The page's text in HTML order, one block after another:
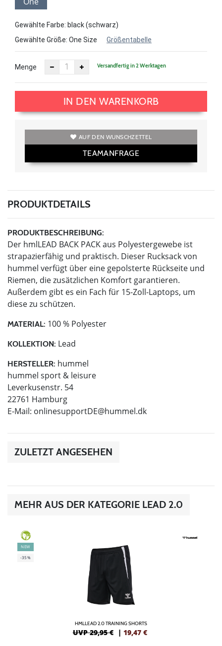
Gewählte Farbe: black (schwarz)
Gewählte Größe: One Size Größentabelle
Menge Versandfertig in 2 Werktagen
IN DEN WARENKORB
AUF DEN WUNSCHZETTEL
TEAMANFRAGE
PRODUKTDETAILS
PRODUKTBESCHREIBUNG:
Der hmlLEAD BACK PACK aus Polyestergewebe ist
strapazierfähig und praktisch. Dieser Rucksack von
hummel verfügt über eine gepolsterte Rückseite und
Riemen, die zusätzlichen Komfort garantieren.
Außerdem gibt es ein Fach für 15-Zoll-Laptops, um
diese zu schützen.
MATERIAL: 100 % Polyester
KOLLEKTION: Lead
HERSTELLER: hummel
hummel sport & leisure
Leverkusenstr. 54
22761 Hamburg
E-Mail: onlinesupportDE@hummel.dk
ZULETZT ANGESEHEN
MEHR AUS DER KATEGORIE LEAD 2.0
GREEN
NEW
-35%
HMLLEAD 2.0 TRAINING SHORTS
UVP 29,95 € | 19,47 €